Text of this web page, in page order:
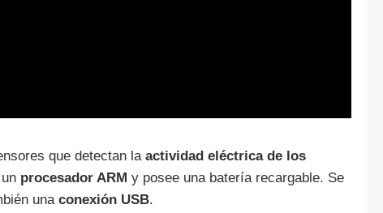
que detectan la actividad eléctrica de los
procesador ARM y posee una batería recargable. Se
una conexión USB.